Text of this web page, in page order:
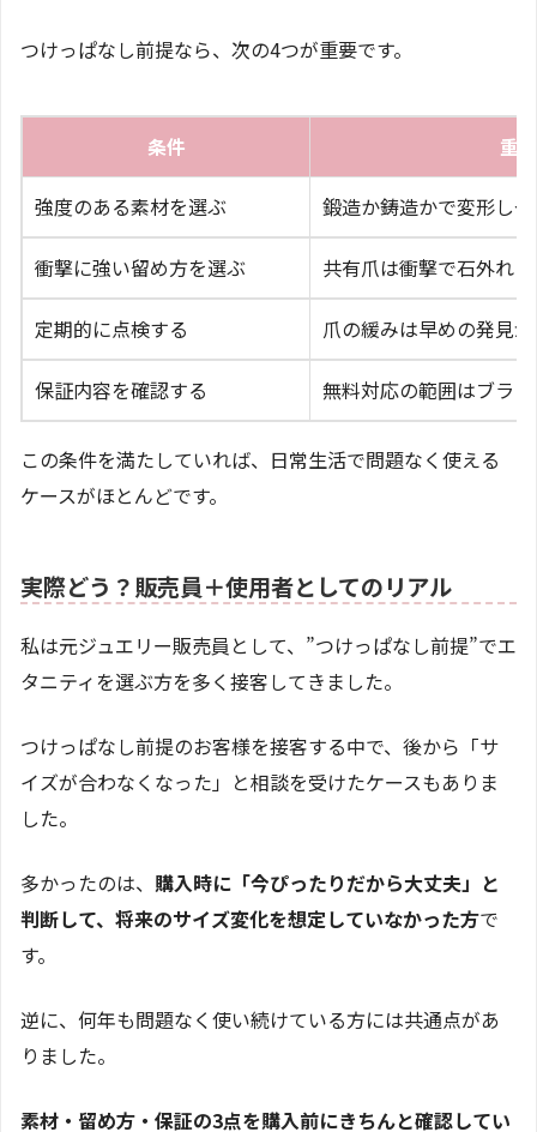
つけっぱなし前提なら、次の4つが重要です。
条件 重
強度のある素材を選ぶ 鍛造か鋳造かで変形し
衝撃に強い留め方を選ぶ 共有爪は衝撃で石外れ
定期的に点検する 爪の緩みは早めの発見
保証内容を確認する 無料対応の範囲はブラ
この条件を満たしていれば、日常生活で問題なく使える
ケースがほとんどです。
実際どう？販売員＋使用者としてのリアル
私は元ジュエリー販売員として、”つけっぱなし前提”でエ
タニティを選ぶ方を多く接客してきました。
つけっぱなし前提のお客様を接客する中で、後から「サ
イズが合わなくなった」と相談を受けたケースもありま
した。
多かったのは、 購入時に「今ぴったりだから大丈夫」と
判断して、将来のサイズ変化を想定していなかった方で
す。
逆に、何年も問題なく使い続けている方には共通点があ
りました。
素材・留め方・保証の3点を購入前にきちんと確認してい